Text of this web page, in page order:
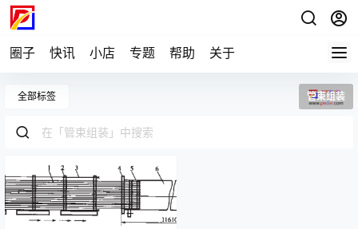
圈子 快讯 小店 专题 帮助 关于
全部标签 管束组装